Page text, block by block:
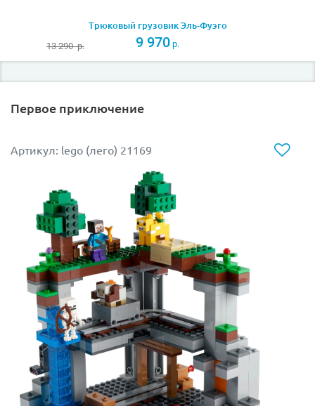
Трюковый грузовик Эль-Фуэго
13 290р. 9 970р.
Первое приключение
Артикул: lego (лего) 21169